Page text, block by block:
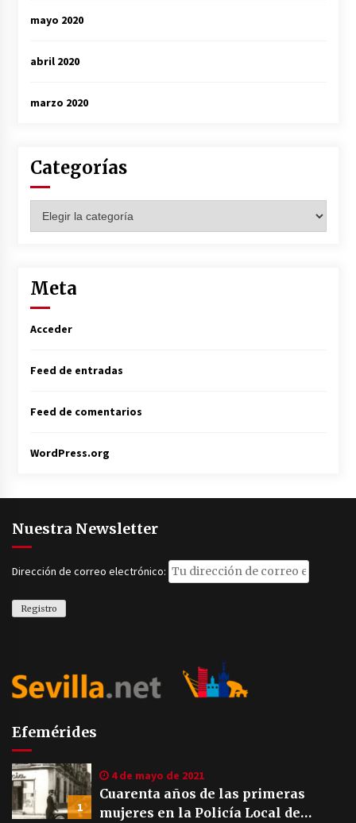
mayo 2020
abril 2020
marzo 2020
Categorías
Meta
Acceder
Feed de entradas
Feed de comentarios
WordPress.org
Nuestra Newsletter
Dirección de correo electrónico:
Efemérides
1
4 de mayo de 2021
Cuarenta años de las primeras
mujeres en la Policía Local de